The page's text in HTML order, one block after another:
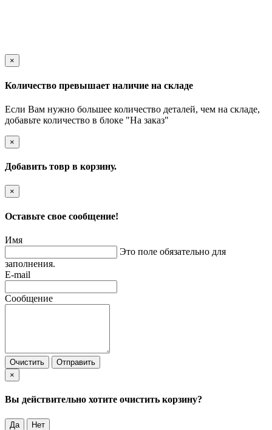
×
Количество превышает наличие на складе
Если Вам нужно большее количество деталей, чем на складе,
добавьте количество в блоке "На заказ"
×
Добавить товр в корзину.
×
Оставьте свое сообщение!
Имя
Это поле обязательно для
заполнения.
E-mail
Сообщение
Очистить
Отправить
×
Вы действительно хотите очистить корзину?
Да Нет